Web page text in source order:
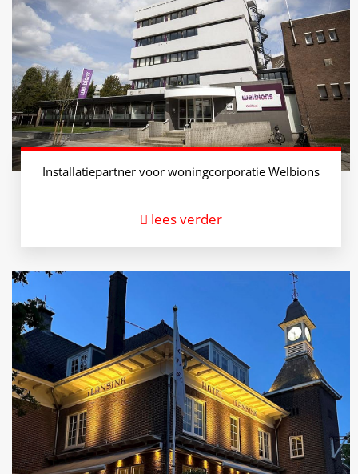
Installatiepartner voor woningcorporatie Welbions
lees verder